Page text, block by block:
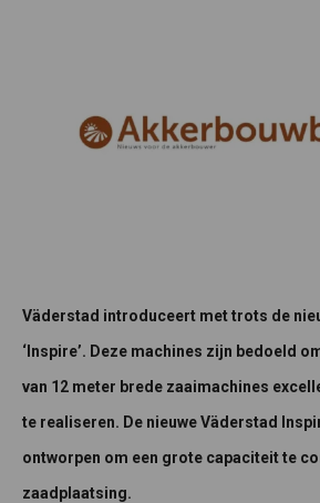
Väderstad introduceert met trots de
‘Inspire’. Deze machines zijn bedoeld
van 12 meter brede zaaimachines
te realiseren. De nieuwe Väderstad
ontworpen om een grote capaciteit te
zaadplaatsing.